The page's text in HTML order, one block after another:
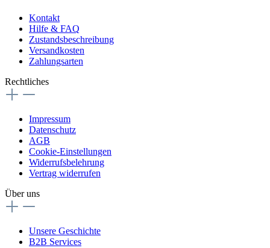
Kontakt
Hilfe & FAQ
Zustandsbeschreibung
Versandkosten
Zahlungsarten
Rechtliches
Impressum
Datenschutz
AGB
Cookie-Einstellungen
Widerrufsbelehrung
Vertrag widerrufen
Über uns
Unsere Geschichte
B2B Services